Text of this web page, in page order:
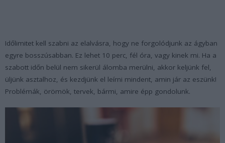
Időlimitet kell szabni az elalvásra, hogy ne forgolódjunk az ágyban
egyre bosszúsabban. Ez lehet 10 perc, fél óra, vagy kinek mi. Ha a
szabott időn belül nem sikerül álomba merülni, akkor keljünk fel,
üljünk asztalhoz, és kezdjünk el leírni mindent, amin jár az eszünk!
Problémák, örömök, tervek, bármi, amire épp gondolunk.